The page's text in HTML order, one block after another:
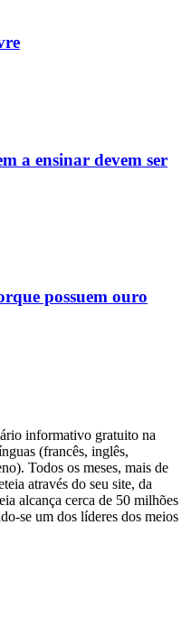
a ensinar devem ser
possuem ouro
informativo gratuito na
(francês, inglês,
Todos os meses, mais de
através do seu site, da
alcança cerca de 50 milhões
se um dos líderes dos meios